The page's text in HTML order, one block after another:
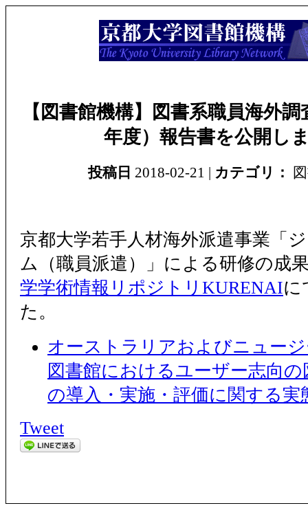
【図書館機構】図書系職員海外
年度）報告書を公開し
投稿日 2018-02-21 | カテゴリ：
京都大学若手人材海外派遣事業「
ム（職員派遣）」による研修の成
学学術情報リポジトリKURENAIに
た。
オーストラリアおよびニュー
図書館におけるユーザー志向
の導入・実施・評価に関する実
Tweet